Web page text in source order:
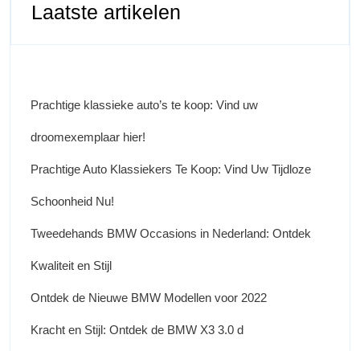
Laatste artikelen
Prachtige klassieke auto’s te koop: Vind uw
droomexemplaar hier!
Prachtige Auto Klassiekers Te Koop: Vind Uw Tijdloze
Schoonheid Nu!
Tweedehands BMW Occasions in Nederland: Ontdek
Kwaliteit en Stijl
Ontdek de Nieuwe BMW Modellen voor 2022
Kracht en Stijl: Ontdek de BMW X3 3.0 d